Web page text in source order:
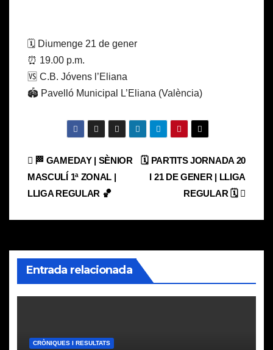
🗓️ Diumenge 21 de gener
⏰ 19.00 p.m.
🆚 C.B. Jóvens l’Eliana
🏟️ Pavelló Municipal L’Eliana (València)
Navegación
de
entradas
🗓️ PARTITS JORNADA 20
I 21 DE GENER | LLIGA
REGULAR 🗓️
🏁 GAMEDAY | SÈNIOR
MASCULÍ 1ª ZONAL |
LLIGA REGULAR 🏀
Entrada relacionada
CRÒNIQUES I RESULTATS